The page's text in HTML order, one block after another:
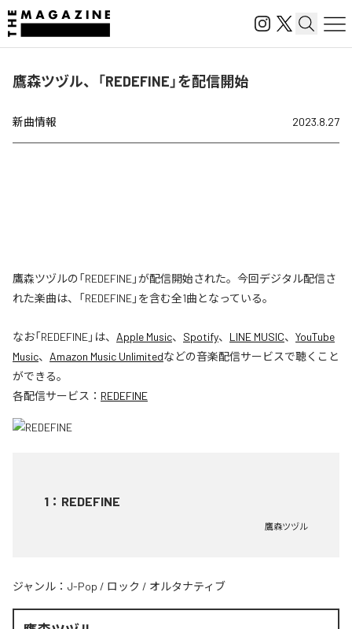
鷹森ツヅル、「REDEFINE」を配信開始
新曲情報 2023.8.27
鷹森ツヅルの「REDEFINE」が配信開始された。今回デジタル配信さ
れた楽曲は、「REDEFINE」を含む全1曲となっている。
なお「REDEFINE」は、 Apple Music、 Spotify、 LINE MUSIC、 YouTube
Music、 Amazon Music Unlimitedなどの音楽配信サービスで聴くこと
ができる。
各配信サービス： REDEFINE
1 ： REDEFINE
鷹森ツヅル
ジャンル： J-Pop / ロック / オルタナティブ